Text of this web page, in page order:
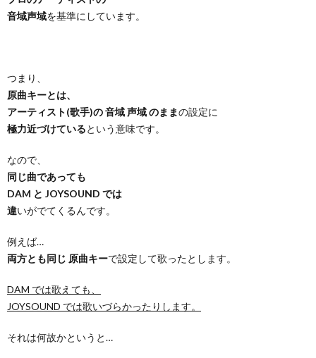
音域声域を基準にしています。
つまり、
原曲キーとは、
アーティスト(歌手)の 音域 声域 のままの設定に
極力近づけているという意味です。
なので、
同じ曲であっても
DAM と JOYSOUND では
違いがでてくるんです。
例えば…
両方とも同じ 原曲キーで設定して歌ったとします。
DAM では歌えても、
JOYSOUND では歌いづらかったりします。
それは何故かというと…